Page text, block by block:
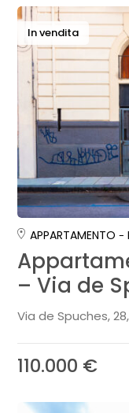
In vendita
APPARTAMENTO
– Via de
Via de Spuches,
110.000 €